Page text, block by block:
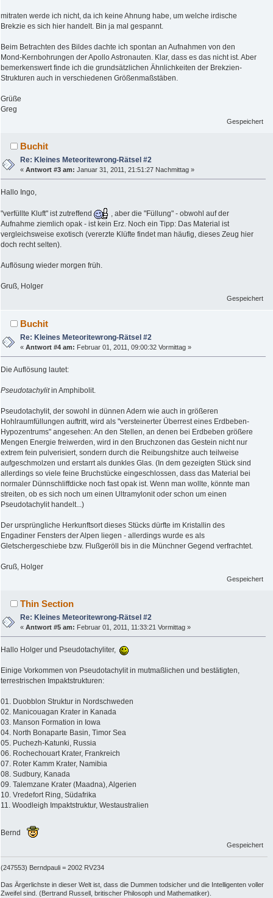
mitraten werde ich nicht, da ich keine Ahnung habe, um welche irdische
Brekzie es sich hier handelt. Bin ja mal gespannt.
Beim Betrachten des Bildes dachte ich spontan an Aufnahmen von den
Mond-Kernbohrungen der Apollo Astronauten. Klar, dass es das nicht ist. Aber
bemerkenswert finde ich die grundsätzlichen Ähnlichkeiten der Brekzien-
Strukturen auch in verschiedenen Größenmaßstäben.
Grüße
Greg
Gespeichert
Buchit
Re: Kleines Meteoritewrong-Rätsel #2
«Antwort #3 am: Januar 31, 2011, 21:51:27 Nachmittag »
Hallo Ingo,
"verfüllte Kluft" ist zutreffend
, aber die "Füllung" - obwohl auf der
Aufnahme ziemlich opak - ist kein Erz. Noch ein Tipp: Das Material ist
vergleichsweise exotisch (vererzte Klüfte findet man häufig, dieses Zeug hier
doch recht selten).
Auflösung wieder morgen früh.
Gruß, Holger
Gespeichert
Buchit
Re: Kleines Meteoritewrong-Rätsel #2
«Antwort #4 am: Februar 01, 2011, 09:00:32 Vormittag »
Die Auflösung lautet:
Pseudotachylitin Amphibolit.
Pseudotachylit, der sowohl in dünnen Adern wie auch in größeren
Hohlraumfüllungen auftritt, wird als "versteinerter Überrest eines Erdbeben-
Hypozentrums" angesehen: An den Stellen, an denen bei Erdbeben größere
Mengen Energie freiwerden, wird in den Bruchzonen das Gestein nicht nur
extrem fein pulverisiert, sondern durch die Reibungshitze auch teilweise
aufgeschmolzen und erstarrt als dunkles Glas. (In dem gezeigten Stück sind
allerdings so viele feine Bruchstücke eingeschlossen, dass das Material bei
normaler Dünnschliffdicke noch fast opak ist. Wenn man wollte, könnte man
streiten, ob es sich noch um einen Ultramylonit oder schon um einen
Pseudotachylit handelt...)
Der ursprüngliche Herkunftsort dieses Stücks dürfte im Kristallin des
Engadiner Fensters der Alpen liegen - allerdings wurde es als
Gletschergeschiebe bzw. Flußgeröll bis in die Münchner Gegend verfrachtet.
Gruß, Holger
Gespeichert
Thin Section
Re: Kleines Meteoritewrong-Rätsel #2
«Antwort #5 am: Februar 01, 2011, 11:33:21 Vormittag »
Hallo Holger und Pseudotachyliter,
Einige Vorkommen von Pseudotachylit in mutmaßlichen und bestätigten,
terrestrischen Impaktstrukturen:
01. Duobblon Struktur in Nordschweden
02. Manicouagan Krater in Kanada
03. Manson Formation in Iowa
04. North Bonaparte Basin, Timor Sea
05. Puchezh-Katunki, Russia
06. Rochechouart Krater, Frankreich
07. Roter Kamm Krater, Namibia
08. Sudbury, Kanada
09. Talemzane Krater (Maadna), Algerien
10. Vredefort Ring, Südafrika
11. Woodleigh Impaktstruktur, Westaustralien
Bernd
Gespeichert
(247553) Berndpauli = 2002 RV234
Das Ärgerlichste in dieser Welt ist, dass die Dummen todsicher und die Intelligenten voller
Zweifel sind. (Bertrand Russell, britischer Philosoph und Mathematiker).